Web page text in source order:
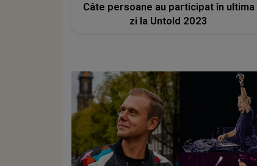
Câte persoane au participat în ultima
zi la Untold 2023